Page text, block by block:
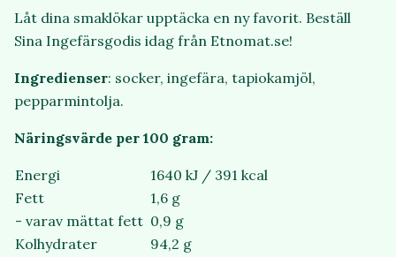
Låt dina smaklökar upptäcka en ny favorit. Beställ
Sina Ingefärsgodis idag från Etnomat.se!
Ingredienser: socker, ingefära, tapiokamjöl,
pepparmintolja.
Näringsvärde per 100 gram:
Energi
1640 kJ / 391 kcal
Fett
1,6 g
- varav mättat fett 0,9 g
Kolhydrater
94,2 g